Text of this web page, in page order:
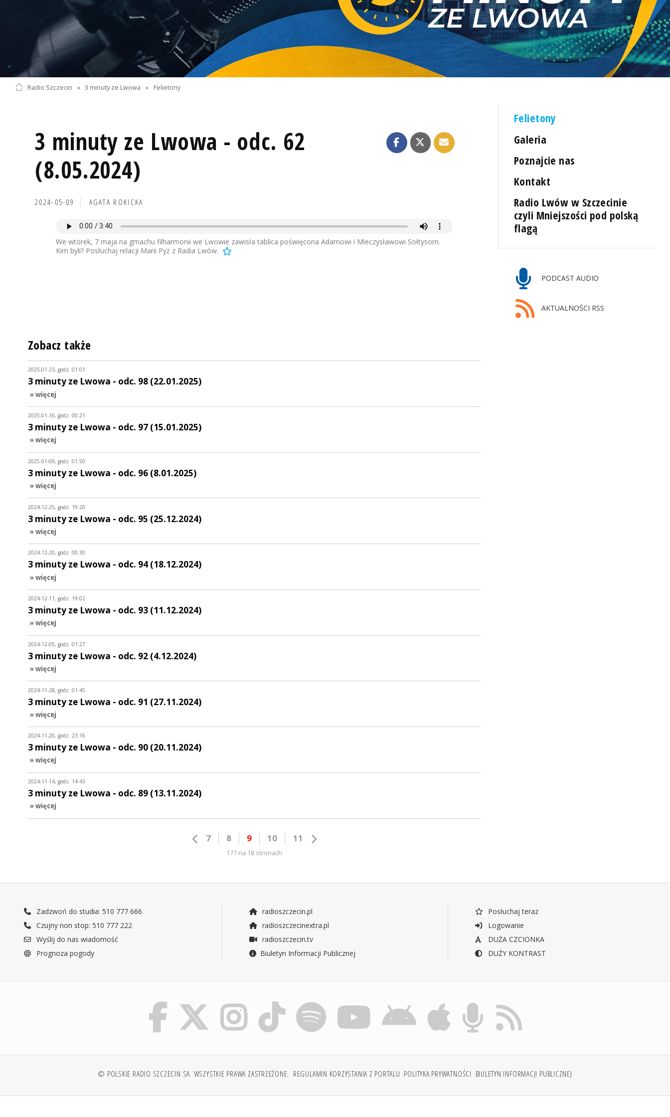
Radio Szczecin » 3 minuty ze Lwowa » Felietony
3 minuty ze Lwowa - odc. 62
(8.05.2024)
2024-05-09 AGATA ROKICKA
We wtorek, 7 maja na gmachu filharmonii we Lwowie zawisła tablica poświęcona Adamowi i Mieczysławowi Sołtysom.
Kim byli? Posłuchaj relacji Marii Pyż z Radia Lwów.
Felietony
Galeria
Poznajcie nas
Kontakt
Radio Lwów w Szczecinie
czyli Mniejszości pod polską
flagą
PODCAST AUDIO
AKTUALNOŚCI RSS
Zobacz także
2025-01-23, godz. 01:01
3 minuty ze Lwowa - odc. 98 (22.01.2025)
» więcej
2025-01-16, godz. 00:21
3 minuty ze Lwowa - odc. 97 (15.01.2025)
» więcej
2025-01-09, godz. 01:50
3 minuty ze Lwowa - odc. 96 (8.01.2025)
» więcej
2024-12-25, godz. 19:20
3 minuty ze Lwowa - odc. 95 (25.12.2024)
» więcej
2024-12-20, godz. 00:30
3 minuty ze Lwowa - odc. 94 (18.12.2024)
» więcej
2024-12-11, godz. 19:02
3 minuty ze Lwowa - odc. 93 (11.12.2024)
» więcej
2024-12-05, godz. 01:27
3 minuty ze Lwowa - odc. 92 (4.12.2024)
» więcej
2024-11-28, godz. 01:45
3 minuty ze Lwowa - odc. 91 (27.11.2024)
» więcej
2024-11-20, godz. 23:16
3 minuty ze Lwowa - odc. 90 (20.11.2024)
» więcej
2024-11-14, godz. 14:43
3 minuty ze Lwowa - odc. 89 (13.11.2024)
» więcej
7 8 9 10 11
177 na 18 stronach
Zadzwoń do studia: 510 777 666
Czujny non stop: 510 777 222
Wyślij do nas wiadomość
Prognoza pogody
radioszczecin.pl
radioszczecinextra.pl
radioszczecin.tv
Biuletyn Informacji Publicznej
Posłuchaj teraz
Logowanie
DUŻA CZCIONKA
DUŻY KONTRAST
© POLSKIE RADIO SZCZECIN SA. WSZYSTKIE PRAWA ZASTRZEŻONE. REGULAMIN KORZYSTANIA Z PORTALU POLITYKA PRYWATNOŚCI BIULETYN INFORMACJI PUBLICZNEJ